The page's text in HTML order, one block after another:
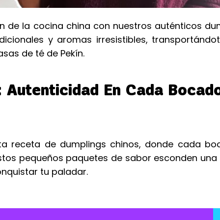
de la cocina china con nuestros auténticos
y aromas irresistibles,
de té de Pekín.
En Cada
receta de dumplings chinos, donde cada
pequeños paquetes de sabor esconden
tu paladar.